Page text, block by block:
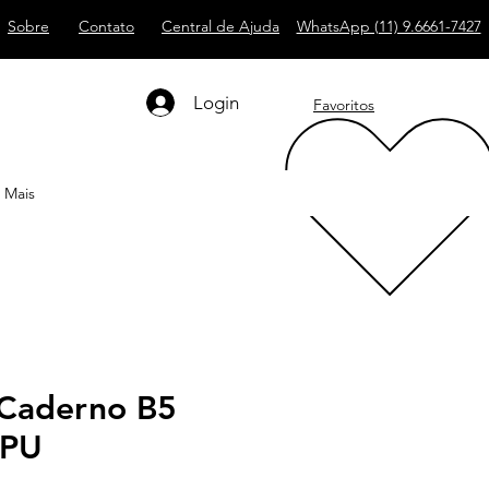
Sobre Contato Central de Ajuda WhatsApp (11) 9.6661-7427
Login Favoritos
Mais
B5